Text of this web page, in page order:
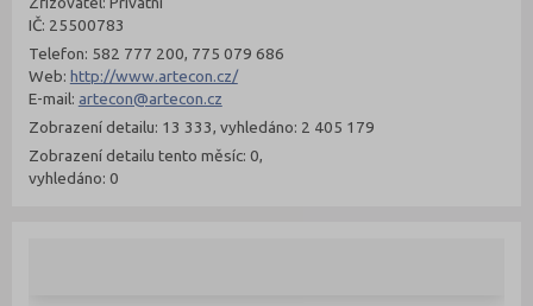
IČ: 25500783
Telefon: 582 777 200, 775 079 686
Web: http://www.artecon.cz/
E-mail: artecon@artecon.cz
Zobrazení detailu: 13 333, vyhledáno: 2 405 179
Zobrazení detailu tento měsíc: 0,
vyhledáno: 0